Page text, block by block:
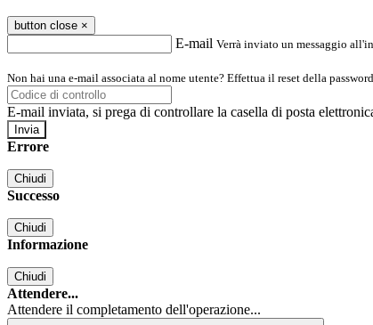
button close ×
E-mail Verrà inviato un messaggio
Non hai una e-mail associata al nome utente? Effettua il reset della
E-mail inviata, si prega di controllare la casella di posta
Errore
Chiudi
Successo
Chiudi
Informazione
Chiudi
Attendere...
Attendere il completamento dell'operazione...